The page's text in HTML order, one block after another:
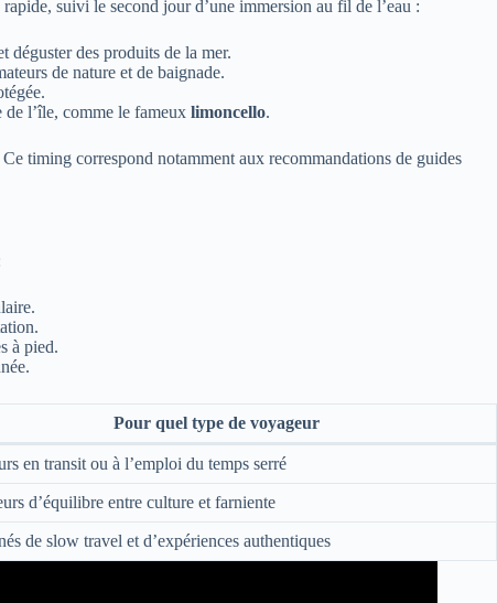
suivi le second jour d’une immersion au fil de l’eau :
déguster des produits de la mer.
de nature et de baignade.
de l’île, comme le fameux limoncello.
timing correspond notamment aux recommandations de guides
à pied.
Pour quel type de voyageur
en transit ou à l’emploi du temps serré
d’équilibre entre culture et farniente
de slow travel et d’expériences authentiques